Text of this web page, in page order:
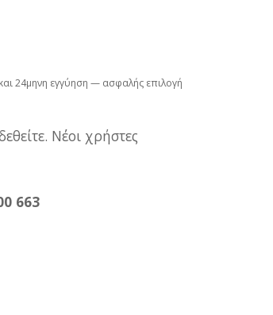
24μηνη εγγύηση — ασφαλής επιλογή
Νέοι χρήστες
663